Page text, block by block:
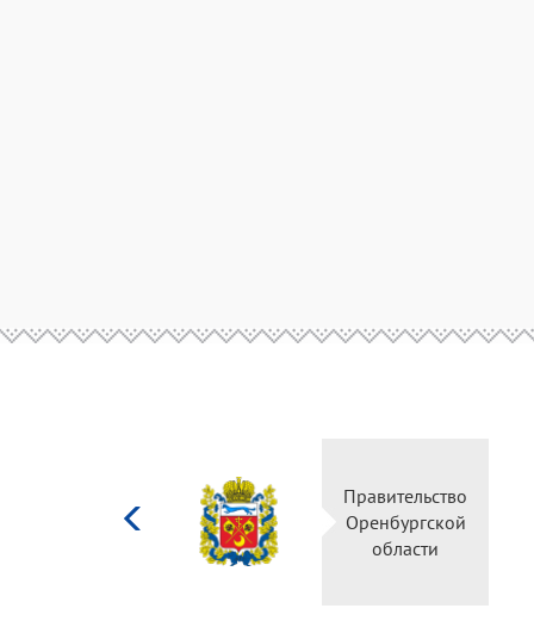
Правительство
Оренбургской
области